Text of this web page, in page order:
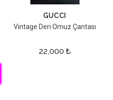
GUCCI
Vintage Deri Omuz Çantası
22,000 ₺